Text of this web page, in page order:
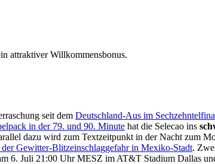
attraktiver Willkommensbonus.
seit dem Deutschland-Aus im
in der 79. und 90. Minute hat die Selecao ins
dazu wird zum Textzeitpunkt in der Nacht zum
der Gewitter-Blitzeinschlaggefahr in Mexiko-Stadt.
6. Juli 21:00 Uhr MESZ im AT&T Stadium Dallas